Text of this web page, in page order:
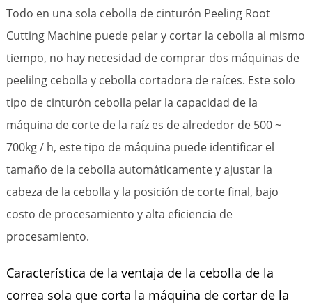
Todo en una sola cebolla de cinturón Peeling Root
Cutting Machine puede pelar y cortar la cebolla al mismo
tiempo, no hay necesidad de comprar dos máquinas de
peelilng cebolla y cebolla cortadora de raíces. Este solo
tipo de cinturón cebolla pelar la capacidad de la
máquina de corte de la raíz es de alrededor de 500 ~
700kg / h, este tipo de máquina puede identificar el
tamaño de la cebolla automáticamente y ajustar la
cabeza de la cebolla y la posición de corte final, bajo
costo de procesamiento y alta eficiencia de
procesamiento.
Característica de la ventaja de la cebolla de la
correa sola que corta la máquina de cortar de la